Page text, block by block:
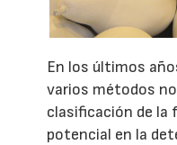
En los últimos
varios métodos
clasificación de la
potencial en la